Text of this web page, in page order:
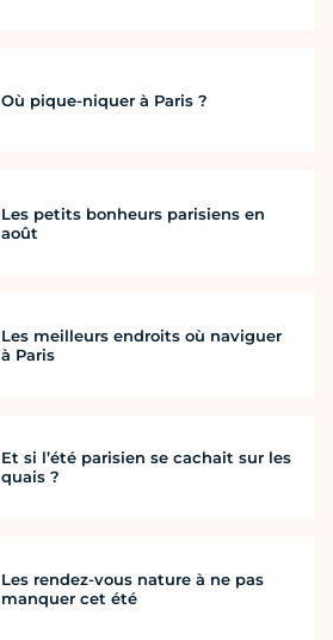
Où pique-niquer à Paris ?
Les petits bonheurs parisiens en
août
Les meilleurs endroits où naviguer
à Paris
Et si l’été parisien se cachait sur les
quais ?
Les rendez-vous nature à ne pas
manquer cet été